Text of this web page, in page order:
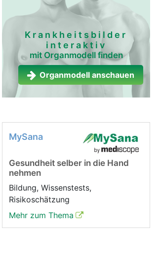
Krankheitsbilder
interaktiv
mit Organmodell finden
Organmodell anschauen
MySana
Gesundheit selber in die Hand
nehmen
Bildung, Wissenstests,
Risikoschätzung
Mehr zum Thema